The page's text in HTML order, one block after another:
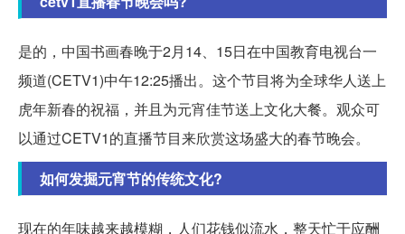
是的，中国书画春晚于2月14、15日在中国教育电视台一
频道(CETV1)中午12:25播出。这个节目将为全球华人送上
虎年新春的祝福，并且为元宵佳节送上文化大餐。观众可
以通过CETV1的直播节目来欣赏这场盛大的春节晚会。
如何发掘元宵节的传统文化?
现在的年味越来越模糊，人们花钱似流水，整天忙于应酬